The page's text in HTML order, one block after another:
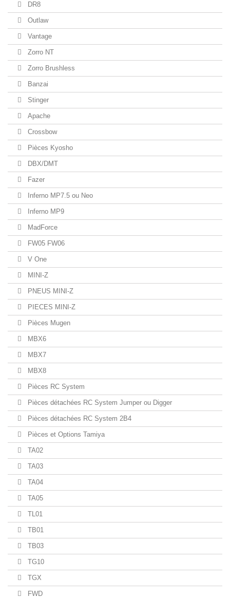
DR8
Outlaw
Vantage
Zorro NT
Zorro Brushless
Banzai
Stinger
Apache
Crossbow
Pièces Kyosho
DBX/DMT
Fazer
Inferno MP7.5 ou Neo
Inferno MP9
MadForce
FW05 FW06
V One
MINI-Z
PNEUS MINI-Z
PIECES MINI-Z
Pièces Mugen
MBX6
MBX7
MBX8
Pièces RC System
Pièces détachées RC System Jumper ou Digger
Pièces détachées RC System 2B4
Pièces et Options Tamiya
TA02
TA03
TA04
TA05
TL01
TB01
TB03
TG10
TGX
FWD